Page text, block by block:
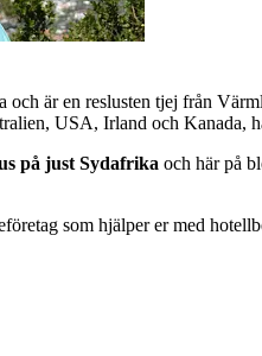
och är en reslusten tjej från
USA, Irland och Kanada,
på just Sydafrika och här på
som hjälper er med